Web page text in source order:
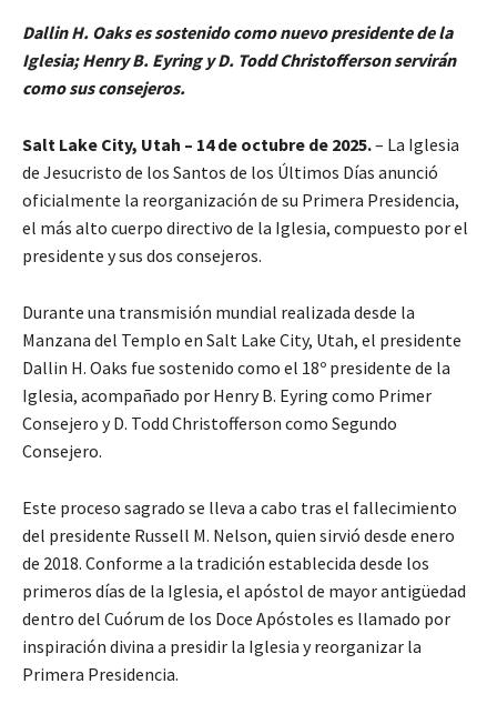
Dallin H. Oaks es sostenido como nuevo presidente de la
Iglesia; Henry B. Eyring y D. Todd Christofferson servirán
como sus consejeros.
Salt Lake City, Utah – 14 de octubre de 2025.– La Iglesia
de Jesucristo de los Santos de los Últimos Días anunció
oficialmente la reorganización de su Primera Presidencia,
el más alto cuerpo directivo de la Iglesia, compuesto por el
presidente y sus dos consejeros.
Durante una transmisión mundial realizada desde la
Manzana del Templo en Salt Lake City, Utah, el presidente
Dallin H. Oaks fue sostenido como el 18º presidente de la
Iglesia, acompañado por Henry B. Eyring como Primer
Consejero y D. Todd Christofferson como Segundo
Consejero.
Este proceso sagrado se lleva a cabo tras el fallecimiento
del presidente Russell M. Nelson, quien sirvió desde enero
de 2018. Conforme a la tradición establecida desde los
primeros días de la Iglesia, el apóstol de mayor antigüedad
dentro del Cuórum de los Doce Apóstoles es llamado por
inspiración divina a presidir la Iglesia y reorganizar la
Primera Presidencia.